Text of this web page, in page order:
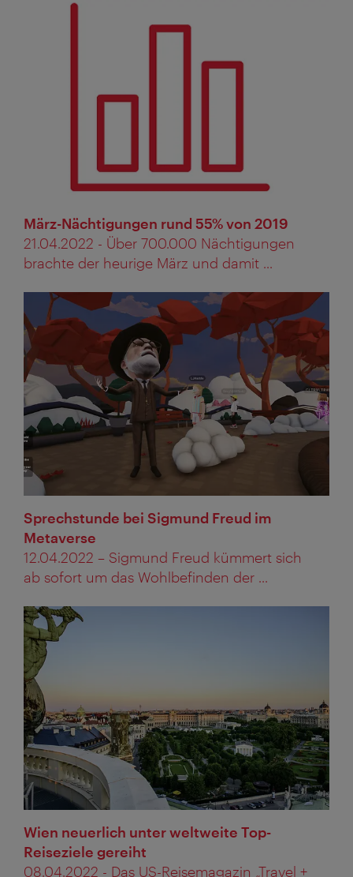
März-Nächtigungen rund 55% von 2019
21.04.2022 - Über 700.000 Nächtigungen
brachte der heurige März und damit ...
Sprechstunde bei Sigmund Freud im
Metaverse
12.04.2022 – Sigmund Freud kümmert sich
ab sofort um das Wohlbefinden der ...
Wien neuerlich unter weltweite Top-
Reiseziele gereiht
08.04.2022 - Das US-Reisemagazin „Travel +